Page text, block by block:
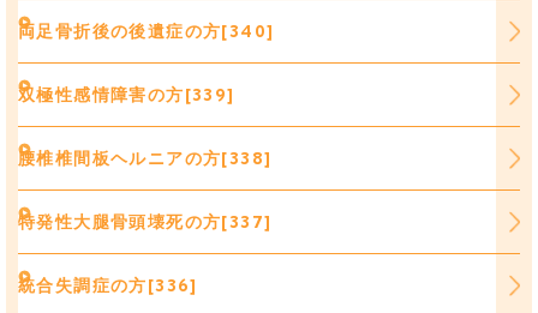
両足骨折後の後遺症の方[340]
双極性感情障害の方[339]
腰椎椎間板ヘルニアの方[338]
特発性大腿骨頭壊死の方[337]
統合失調症の方[336]